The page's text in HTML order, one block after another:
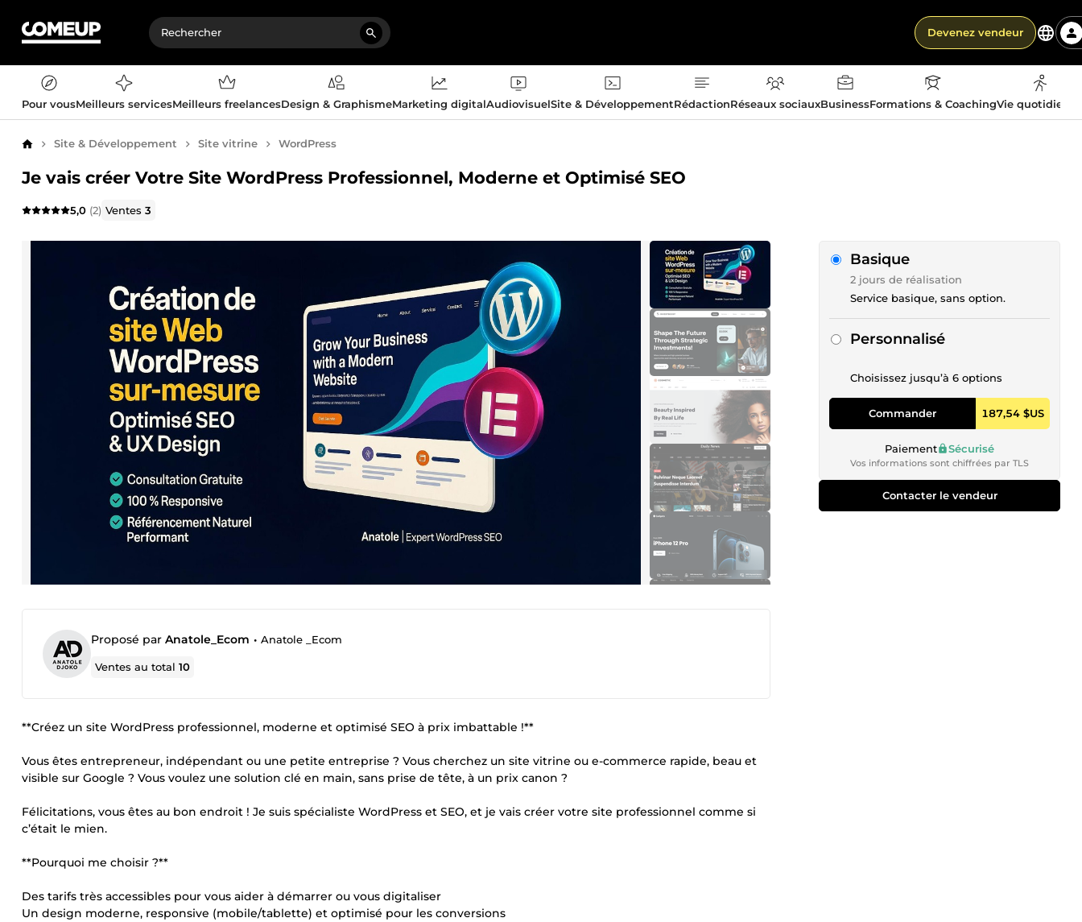
Devenez vendeur
Pour vousMeilleurs servicesMeilleurs freelancesDesign & GraphismeMarketing digitalAudiovisuelSite & DéveloppementRédactionRéseaux sociauxBusinessFormations & CoachingVie
AccueilSite & Développement Site vitrine WordPress
Je vais créer Votre Site WordPress Professionnel, Moderne et Optimisé SEO
5,0 (2) Ventes3
Proposé par Anatole_Ecom • Anatole _Ecom
Ventes au total10
**Créez un site WordPress professionnel, moderne et optimisé SEO à prix imbattable !**
Vous êtes entrepreneur, indépendant ou une petite entreprise ? Vous cherchez un site vitrine ou e-commerce rapide, beau et
visible sur Google ? Vous voulez une solution clé en main, sans prise de tête, à un prix canon ?
Félicitations, vous êtes au bon endroit ! Je suis spécialiste WordPress et SEO, et je vais créer votre site professionnel comme si
c’était le mien.
**Pourquoi me choisir ?**
Des tarifs très accessibles pour vous aider à démarrer ou vous digitaliser
Un design moderne, responsive (mobile/tablette) et optimisé pour les conversions
Basique
2 jours de réalisation
Service basique, sans option.
Personnalisé
Choisissez jusqu’à 6 options
Commander 187,54 $US
Paiement Sécurisé
Vos informations sont chiffrées par TLS
Contacter le vendeur